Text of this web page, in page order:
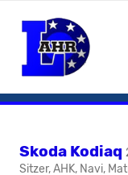
Skoda Kodiaq
Sitzer, AHK, Navi,